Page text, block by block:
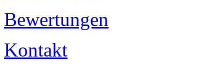
Bewertungen
Kontakt